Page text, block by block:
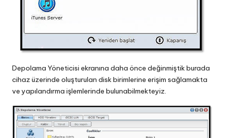
Depolama Yöneticisi ekranına daha önce değinmiştik burada
cihaz üzerinde oluşturulan disk birimlerine erişim sağlamakta
ve yapılandırma işlemlerinde bulunabilmekteyiz.